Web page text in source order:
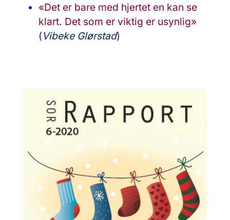
«Det er bare med hjertet en kan se
klart. Det som er viktig er usynlig»
( Vibeke Glørstad)